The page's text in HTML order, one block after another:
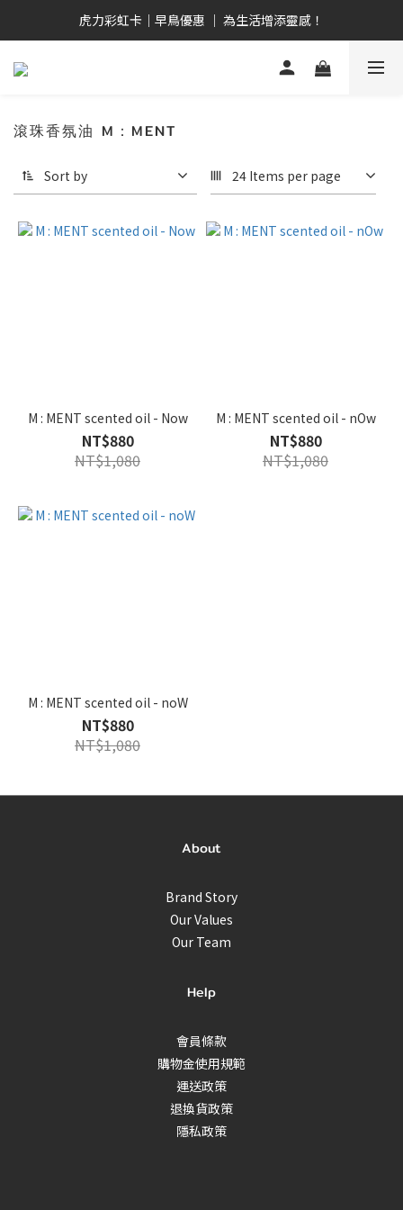
畢業禮心意選  全品項9折！ 全館2,000免運優惠！
虎力彩虹卡｜早鳥優惠 ｜ 為生活增添靈感！
日安白河 ｜ 台日共創 ｜ 晨曦系人氣單品！
滾珠香氛油 M：MENT
Sort by 24 Items per page
M : MENT scented oil - Now
NT$880
NT$1,080
M : MENT scented oil - nOw
NT$880
NT$1,080
M : MENT scented oil - noW
NT$880
NT$1,080
About
Brand Story
Our Values
Our Team
Help
會員條款
購物金使用規範
運送政策
退換貨政策
隱私政策